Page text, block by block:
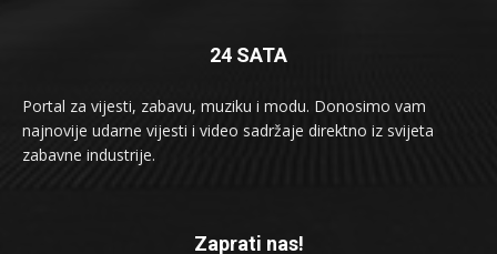
24 SATA
Portal za vijesti, zabavu, muziku i modu. Donosimo vam
najnovije udarne vijesti i video sadržaje direktno iz svijeta
zabavne industrije.
Zaprati nas!